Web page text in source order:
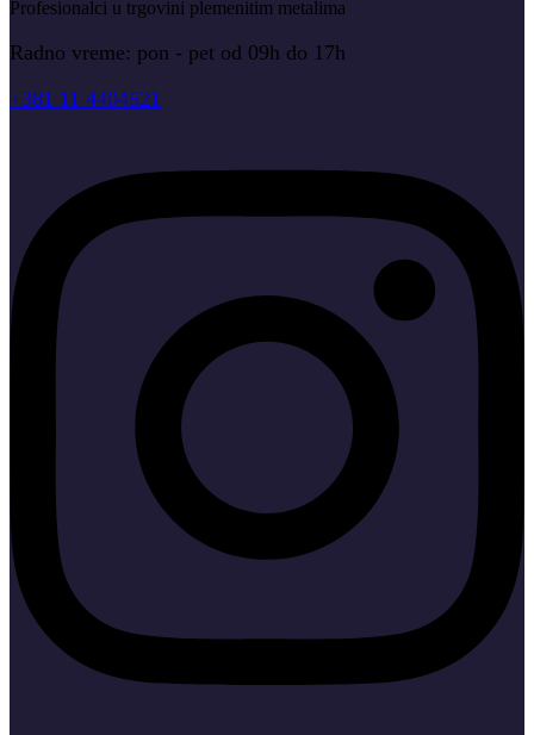
Profesionalci u trgovini plemenitim metalima
Radno vreme: pon - pet od 09h do 17h
+381 11 4404521